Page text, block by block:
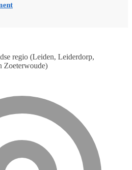
regio (Leiden, Leiderdorp,
Zoeterwoude)